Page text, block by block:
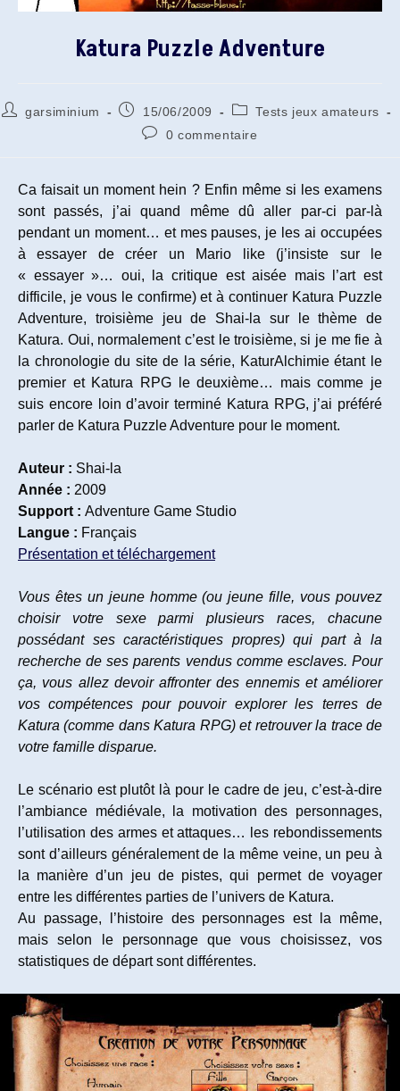
Katura Puzzle Adventure
Auteur/autrice
garsiminium
Publication
publiée :
15/06/2009
PostTests jeux amateurs
Commentaires
publication :
0 commentaire
Ca faisait un moment hein ? Enfin même si les examens
sont passés, j’ai quand même dû aller par-ci par-là
pendant un moment… et mes pauses, je les ai occupées
à essayer de créer un Mario like (j’insiste sur le
« essayer »… oui, la critique est aisée mais l’art est
difficile, je vous le confirme) et à continuer Katura Puzzle
Adventure, troisième jeu de Shai-la sur le thème de
Katura. Oui, normalement c’est le troisième, si je me fie à
la chronologie du site de la série, KaturAlchimie étant le
premier et Katura RPG le deuxième… mais comme je
suis encore loin d’avoir terminé Katura RPG, j’ai préféré
parler de Katura Puzzle Adventure pour le moment.
Auteur : Shai-la
Année : 2009
Support : Adventure Game Studio
Langue : Français
Présentation et téléchargement
Vous êtes un jeune homme (ou jeune fille, vous pouvez
choisir votre sexe parmi plusieurs races, chacune
possédant ses caractéristiques propres) qui part à la
recherche de ses parents vendus comme esclaves. Pour
ça, vous allez devoir affronter des ennemis et améliorer
vos compétences pour pouvoir explorer les terres de
Katura (comme dans Katura RPG) et retrouver la trace de
votre famille disparue.
Le scénario est plutôt là pour le cadre de jeu, c’est-à-dire
l’ambiance médiévale, la motivation des personnages,
l’utilisation des armes et attaques… les rebondissements
sont d’ailleurs généralement de la même veine, un peu à
la manière d’un jeu de pistes, qui permet de voyager
entre les différentes parties de l’univers de Katura.
Au passage, l’histoire des personnages est la même,
mais selon le personnage que vous choisissez, vos
statistiques de départ sont différentes.